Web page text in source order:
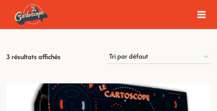
contenu
3 résultats affichés